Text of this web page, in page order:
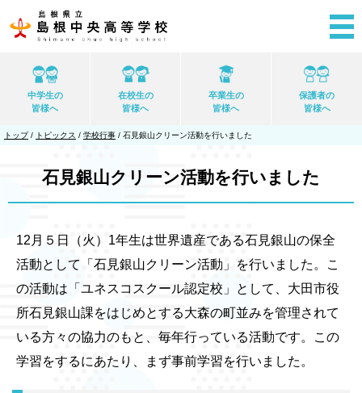
中学生の
皆様へ
在校生の
皆様へ
卒業生の
皆様へ
保護者の
皆様へ
現
トップ/ トピックス / 学校行事 / 石見銀山クリーン活動を行いました
石見銀山クリーン活動を行いました
12月５日（火）1年生は世界遺産である石見銀山の保全
活動として「石見銀山クリーン活動」を行いました。こ
の活動は「ユネスコスクール認定校」として、大田市役
所石見銀山課をはじめとする大森の町並みを管理されて
いる方々の協力のもと、毎年行っている活動です。この
学習をするにあたり、まず事前学習を行いました。